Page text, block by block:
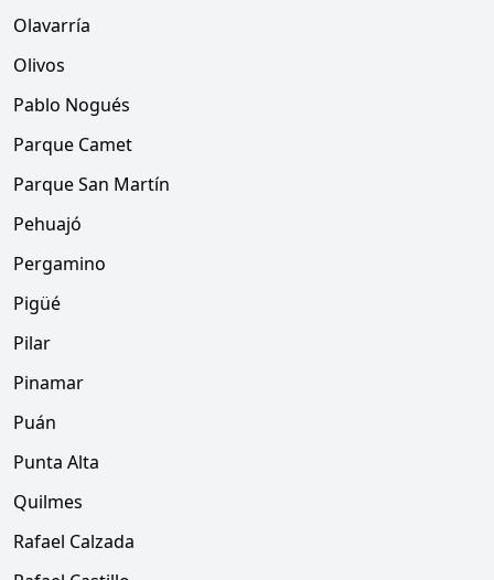
Olavarría
Olivos
Pablo Nogués
Parque Camet
Parque San Martín
Pehuajó
Pergamino
Pigüé
Pilar
Pinamar
Puán
Punta Alta
Quilmes
Rafael Calzada